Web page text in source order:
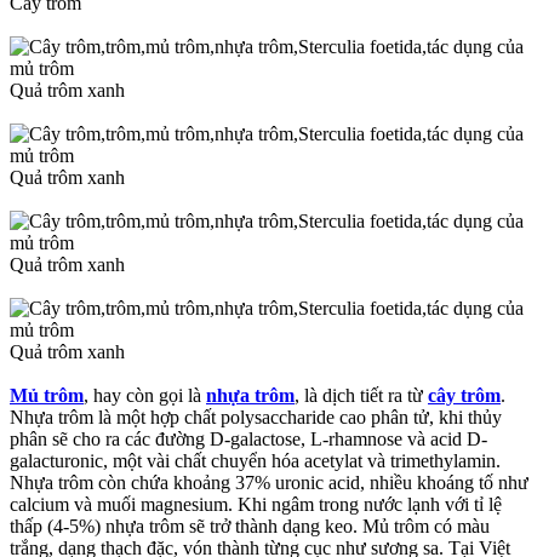
Quả trôm xanh
Quả trôm xanh
Quả trôm xanh
Quả trôm xanh
Mủ trôm, hay còn gọi là nhựa trôm, là dịch tiết ra từ cây trôm.
Nhựa trôm là một hợp chất polysaccharide cao phân tử, khi thủy
phân sẽ cho ra các đường D-galactose, L-rhamnose và acid D-
galacturonic, một vài chất chuyển hóa acetylat và trimethylamin.
Nhựa trôm còn chứa khoảng 37% uronic acid, nhiều khoáng tố như
calcium và muối magnesium. Khi ngâm trong nước lạnh với tỉ lệ
thấp (4-5%) nhựa trôm sẽ trở thành dạng keo. Mủ trôm có màu
trắng, dạng thạch đặc, vón thành từng cục như sương sa. Tại Việt